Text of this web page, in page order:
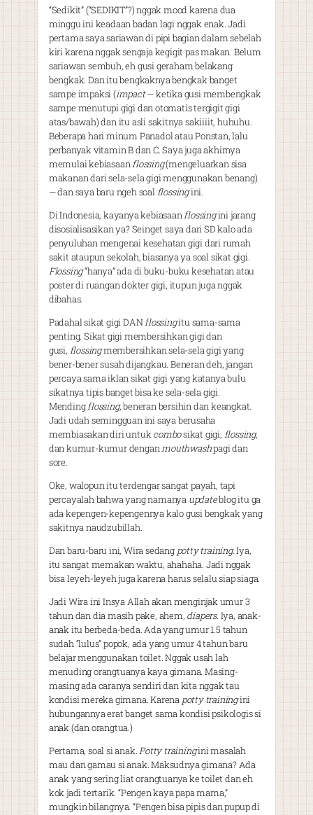
“Sedikit” (“SEDIKIT”?) nggak mood karena dua
minggu ini keadaan badan lagi nggak enak. Jadi
pertama saya sariawan di pipi bagian dalam sebelah
kiri karena nggak sengaja kegigit pas makan. Belum
sariawan sembuh, eh gusi geraham belakang
bengkak. Dan itu bengkaknya bengkak banget
sampe impaksi (impact— ketika gusi membengkak
sampe menutupi gigi dan otomatis tergigit gigi
atas/bawah) dan itu asli sakitnya sakiiiit, huhuhu.
Beberapa hari minum Panadol atau Ponstan, lalu
perbanyak vitamin B dan C. Saya juga akhirnya
memulai kebiasaanflossing(mengeluarkan sisa
makanan dari sela-sela gigi menggunakan benang)
— dan saya baru ngeh soalflossingini.
Di Indonesia, kayanya kebiasaanflossingini jarang
disosialisasikan ya? Seinget saya dari SD kalo ada
penyuluhan mengenai kesehatan gigi dari rumah
sakit ataupun sekolah, biasanya ya soal sikat gigi.
Flossing“hanya” ada di buku-buku kesehatan atau
poster di ruangan dokter gigi, itupun juga nggak
dibahas.
Padahal sikat gigi DANflossingitu sama-sama
penting. Sikat gigi membersihkan gigi dan
gusi, flossingmembersihkan sela-sela gigi yang
bener-bener susah dijangkau. Beneran deh, jangan
percaya sama iklan sikat gigi yang katanya bulu
sikatnya tipis banget bisa ke sela-sela gigi.
Mendingflossing, beneran bersihin dan keangkat.
Jadi udah semingguan ini saya berusaha
membiasakan diri untukcombosikat gigi, flossing,
dan kumur-kumur denganmouthwashpagi dan
sore.
Oke, walopun itu terdengar sangat payah, tapi
percayalah bahwa yang namanya updateblog itu ga
ada kepengen-kepengennya kalo gusi bengkak yang
sakitnya naudzubillah.
Dan baru-baru ini, Wira sedang potty training. Iya,
itu sangat memakan waktu, ahahaha. Jadi nggak
bisa leyeh-leyeh juga karena harus selalu siap siaga.
Jadi Wira ini Insya Allah akan menginjak umur 3
tahun dan dia masih pake, ahem, diapers. Iya, anak-
anak itu berbeda-beda. Ada yang umur 1.5 tahun
sudah “lulus” popok, ada yang umur 4 tahun baru
belajar menggunakan toilet. Nggak usah lah
menuding orangtuanya kaya gimana. Masing-
masing ada caranya sendiri dan kita nggak tau
kondisi mereka gimana. Karena potty trainingini
hubungannya erat banget sama kondisi psikologis si
anak (dan orangtua.)
Pertama, soal si anak.Potty trainingini masalah
mau dan gamau si anak. Maksudnya gimana? Ada
anak yang sering liat orangtuanya ke toilet dan eh
kok jadi tertarik. “Pengen kaya papa mama,”
mungkin bilangnya. “Pengen bisa pipis dan pupup di